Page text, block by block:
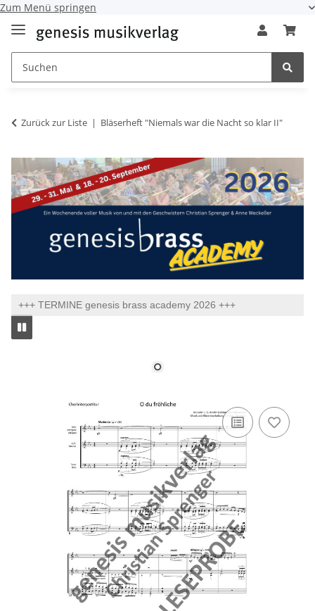
Zum Menü springen
Zurück zur Liste Bläserheft "Niemals war die Nacht so klar II"
+++ TERMINE genesis brass academy 2026 +++